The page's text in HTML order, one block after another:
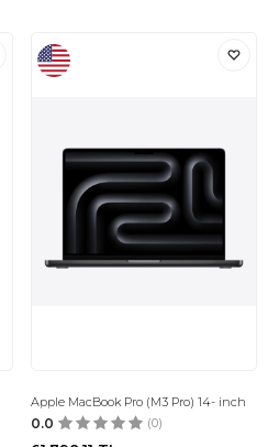
Apple MacBook Pro (M3 Pro) 14- inch
0.0 (0)